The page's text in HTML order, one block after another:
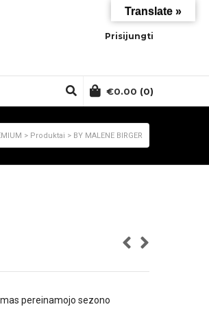
Prisijungti
€0.00 (0)
> Produktai > BY MALENE BIRGER
pereinamojo sezono
Translate »